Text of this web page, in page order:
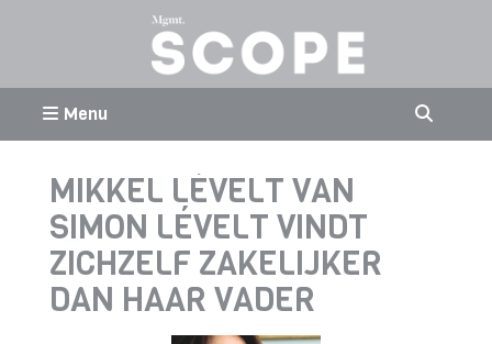
Menu
MIKKEL LÉVELT VAN
SIMON LÉVELT VINDT
ZICHZELF ZAKELIJKER
DAN HAAR VADER